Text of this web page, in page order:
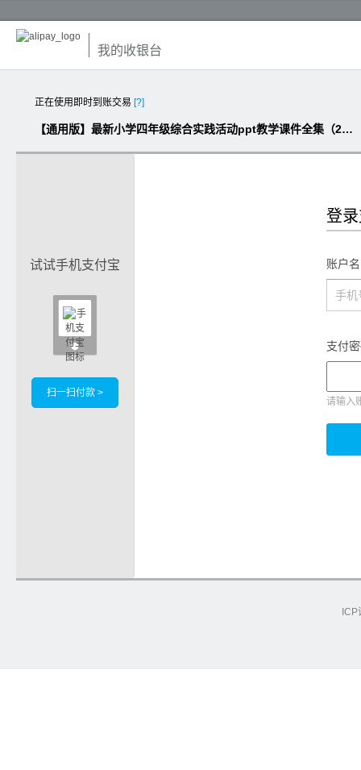
我的收银台
正在使用即时到账交易 [?]
【通用版】最新小学四年级综合实践活动ppt教学课件全集（23份，打包下载）
试试手机支付宝

扫一扫付款 >
登
账户
支付
请输入